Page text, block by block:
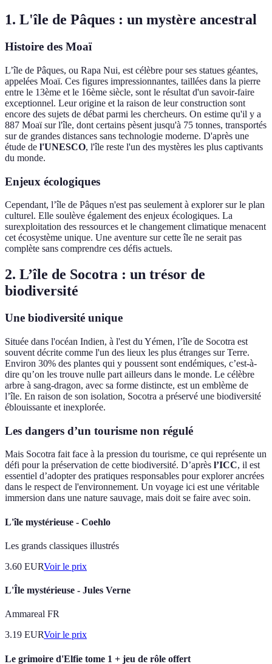
1. L'île de Pâques : un mystère ancestral
Histoire des Moaï
L’île de Pâques, ou Rapa Nui, est célèbre pour ses statues géantes,
appelées Moaï. Ces figures impressionnantes, taillées dans la pierre
entre le 13ème et le 16ème siècle, sont le résultat d'un savoir-faire
exceptionnel. Leur origine et la raison de leur construction sont
encore des sujets de débat parmi les chercheurs. On estime qu'il y a
887 Moaï sur l'île, dont certains pèsent jusqu'à 75 tonnes, transportés
sur de grandes distances sans technologie moderne. D'après une
étude de l'UNESCO, l'île reste l'un des mystères les plus captivants
du monde.
Enjeux écologiques
Cependant, l’île de Pâques n'est pas seulement à explorer sur le plan
culturel. Elle soulève également des enjeux écologiques. La
surexploitation des ressources et le changement climatique menacent
cet écosystème unique. Une aventure sur cette île ne serait pas
complète sans comprendre ces défis actuels.
2. L’île de Socotra : un trésor de
biodiversité
Une biodiversité unique
Située dans l'océan Indien, à l'est du Yémen, l’île de Socotra est
souvent décrite comme l'un des lieux les plus étranges sur Terre.
Environ 30% des plantes qui y poussent sont endémiques, c’est-à-
dire qu’on les trouve nulle part ailleurs dans le monde. Le célèbre
arbre à sang-dragon, avec sa forme distincte, est un emblème de
l’île. En raison de son isolation, Socotra a préservé une biodiversité
éblouissante et inexplorée.
Les dangers d’un tourisme non régulé
Mais Socotra fait face à la pression du tourisme, ce qui représente un
défi pour la préservation de cette biodiversité. D’après l’ICC, il est
essentiel d’adopter des pratiques responsables pour explorer ancrées
dans le respect de l'environnement. Un voyage ici est une véritable
immersion dans une nature sauvage, mais doit se faire avec soin.
L'île mystérieuse - Coehlo
Les grands classiques illustrés
3.60 EURVoir le prix
L'Île mystérieuse - Jules Verne
Ammareal FR
3.19 EURVoir le prix
Le grimoire d'Elfie tome 1 + jeu de rôle offert